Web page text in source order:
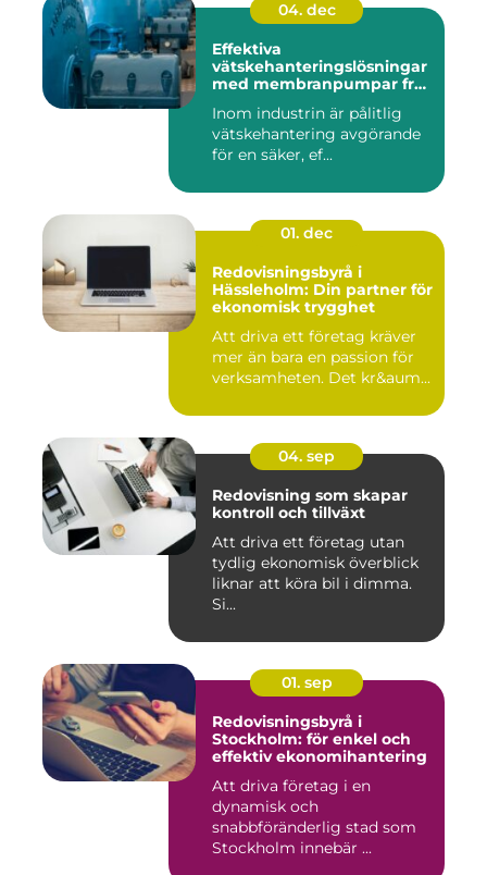
04. dec
Effektiva
vätskehanteringslösningar
med membranpumpar från
Inom industrin är pålitlig
vätskehantering avgörande
för en säker, ef...
01. dec
Redovisningsbyrå i
Hässleholm: Din partner för
ekonomisk trygghet
Att driva ett företag kräver
mer än bara en passion för
verksamheten. Det kr&aum...
04. sep
Redovisning som skapar
kontroll och tillväxt
Att driva ett företag utan
tydlig ekonomisk överblick
liknar att köra bil i dimma.
Si...
01. sep
Redovisningsbyrå i
Stockholm: för enkel och
effektiv ekonomihantering
Att driva företag i en
dynamisk och
snabbföränderlig stad som
Stockholm innebär ...